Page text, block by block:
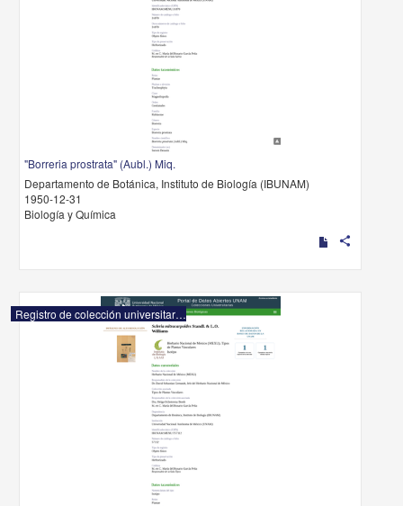
"Borreria prostrata" (Aubl.) Miq.
Departamento de Botánica, Instituto de Biología (IBUNAM)
1950-12-31
Biología y Química
share
Registro de colección universitaria